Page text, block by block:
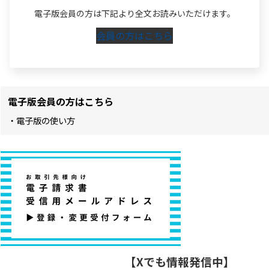
電子版会員の方は下記より全文お読みいただけます。
会員の方はこちら
電子版会員の方はこちら
・電子版の使い方
【Xでも情報発信中】